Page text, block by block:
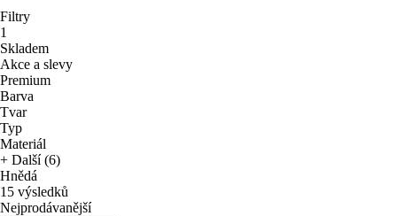
Filtry
1
Skladem
Akce a slevy
Premium
Barva
Tvar
Typ
Materiál
+ Další (6)
Hnědá
15 výsledků
Nejprodávanější